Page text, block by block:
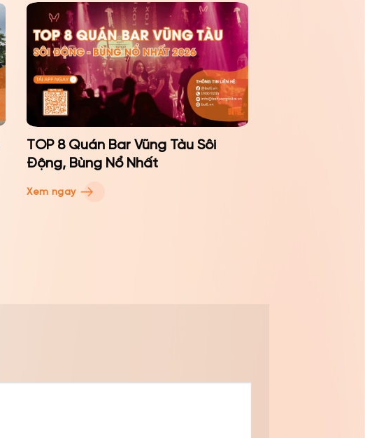
TOP 8 Quán Bar Vũng Tàu Sôi
Động, Bùng Nổ Nhất
Xem ngay